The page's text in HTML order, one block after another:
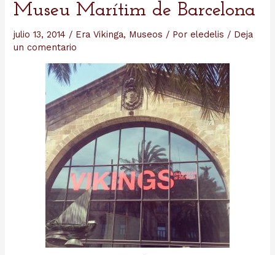
Museu Marítim de Barcelona
julio 13, 2014 / Era Vikinga, Museos / Poreledelis / Deja
un comentario